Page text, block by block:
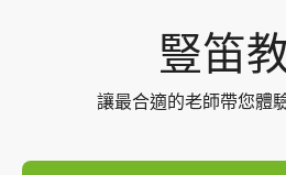
豎笛
讓最合適的老師帶您體